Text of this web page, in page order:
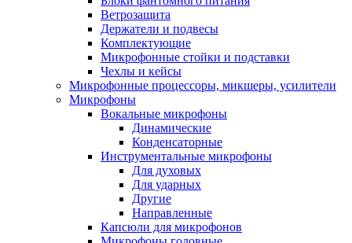
Ветрозащита
Держатели и подвесы
Комплектующие
Микрофонные стойки и подставки
Чехлы и кейсы
Микрофонные процессоры, микшеры, усилители
Микрофоны
Вокальные микрофоны
Динамические
Конденсаторные
Инструментальные микрофоны
Для духовых
Для ударных
Другие
Направленные
Капсюли для микрофонов